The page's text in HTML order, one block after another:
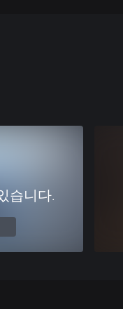
습니다.